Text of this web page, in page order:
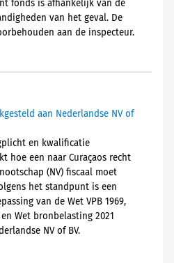
fonds is afhankelijk van de
van het geval. De
aan de inspecteur.
aan Nederlandse NV of
en kwalificatie
hoe een naar Curaçaos recht
(NV) fiscaal moet
het standpunt is een
van de Wet VPB 1969,
Wet bronbelasting 2021
NV of BV.